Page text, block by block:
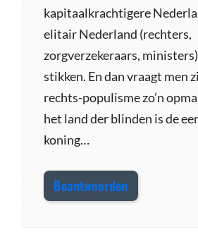
kapitaalkrachtigere
elitair Nederland (rechters,
zorgverzekeraars,
stikken. En dan vraagt men
rechts-populisme zo’n
het land der blinden is de
koning…
Beantwoorden